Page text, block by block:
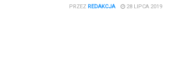
PRZEZ REDAKCJA 28 LIPCA 2019